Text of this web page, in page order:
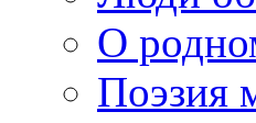
О
Поэзия